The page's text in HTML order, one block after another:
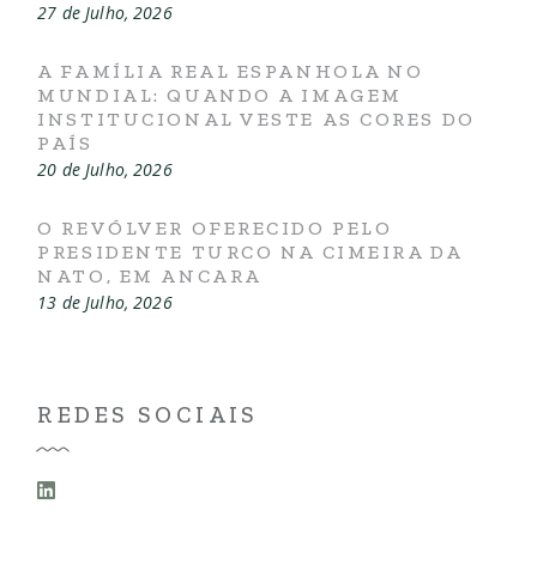
27 de Julho, 2026
A FAMÍLIA REAL ESPANHOLA NO
MUNDIAL: QUANDO A IMAGEM
INSTITUCIONAL VESTE AS CORES DO
PAÍS
20 de Julho, 2026
O REVÓLVER OFERECIDO PELO
PRESIDENTE TURCO NA CIMEIRA DA
NATO, EM ANCARA
13 de Julho, 2026
REDES SOCIAIS